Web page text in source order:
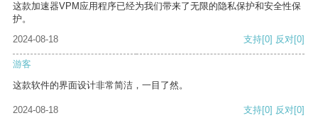
这款加速器VPM应用程序已经为我们带来了无限的隐私保护和安全性保
护。
2024-08-18
支持[0] 反对[0]
游客
这款软件的界面设计非常简洁，一目了然。
2024-08-18 支持[0] 反对[0]